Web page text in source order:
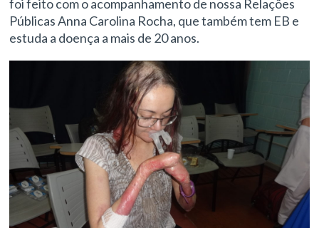
foi feito com o acompanhamento de nossa Relações
Públicas Anna Carolina Rocha, que também tem EB e
estuda a doença a mais de 20 anos.